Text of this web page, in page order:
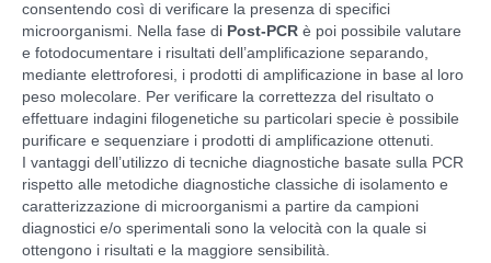
consentendo così di verificare la presenza di specifici
microorganismi. Nella fase di Post-PCR è poi possibile valutare
e fotodocumentare i risultati dell’amplificazione separando,
mediante elettroforesi, i prodotti di amplificazione in base al loro
peso molecolare. Per verificare la correttezza del risultato o
effettuare indagini filogenetiche su particolari specie è possibile
purificare e sequenziare i prodotti di amplificazione ottenuti.
I vantaggi dell’utilizzo di tecniche diagnostiche basate sulla PCR
rispetto alle metodiche diagnostiche classiche di isolamento e
caratterizzazione di microorganismi a partire da campioni
diagnostici e/o sperimentali sono la velocità con la quale si
ottengono i risultati e la maggiore sensibilità.